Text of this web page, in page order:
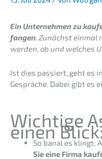
Ein Unter­neh­men zu
fan­gen. Zunächst einmal
werden, ob und welches
Ist dies passiert, geht es
Gesprä­che. Dabei gibt es
Wichti­ge
einen
So banal es klingt:
Sie eine Firma